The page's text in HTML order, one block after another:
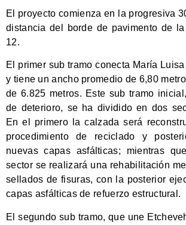
El proyecto comienza en la progresiva
distancia del borde de pavimento de
12.
El primer sub tramo conecta María
y tiene un ancho promedio de 6,80
de 6.825 metros. Este sub tramo
de deterioro, se ha dividido en dos
En el primero la calzada será
procedimiento de reciclado y
nuevas capas asfálticas; mientras
sector se realizará una rehabilitación
sellados de fisuras, con la posterior
capas asfálticas de refuerzo estructural.
El segundo sub tramo, que une